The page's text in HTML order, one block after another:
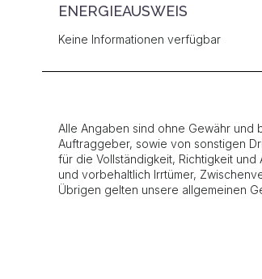
ENERGIEAUSWEIS
Keine Informationen verfügbar
Alle Angaben sind ohne Gewähr und
Auftraggeber, sowie von sonstigen
für die Vollständigkeit, Richtigkeit
und vorbehaltlich Irrtümer,
Übrigen gelten unsere allgemeinen